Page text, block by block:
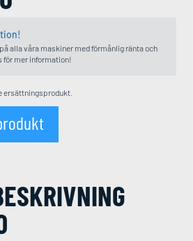
alla våra maskiner med förmånlig ränta och
för mer information!
ersättningsprodukt.